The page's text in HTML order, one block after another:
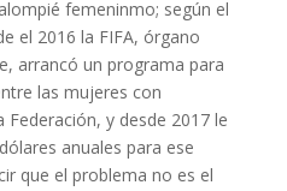
femeninmo; según el
el 2016 la FIFA, órgano
arrancó un programa para
las mujeres con
Federación, y desde 2017 le
anuales para ese
que el problema no es el